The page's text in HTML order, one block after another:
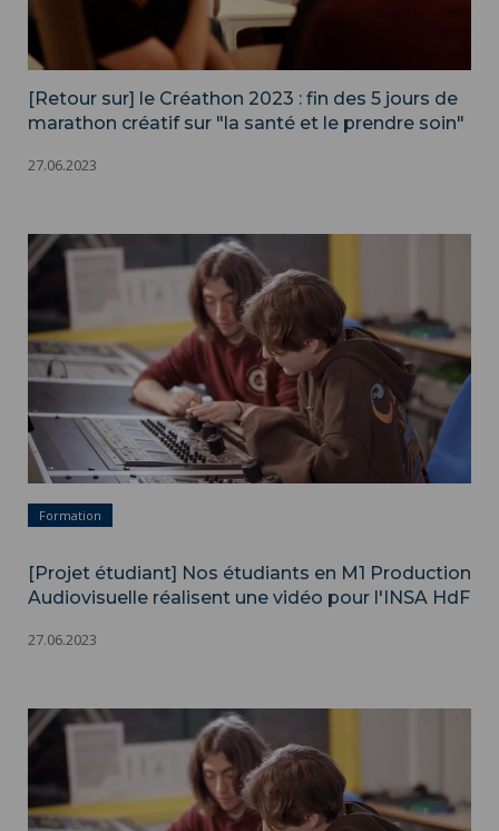
[Retour sur] le Créathon 2023 : fin des 5 jours de
marathon créatif sur "la santé et le prendre soin"
27.06.2023
Formation
[Projet étudiant] Nos étudiants en M1 Production
Audiovisuelle réalisent une vidéo pour l'INSA HdF
27.06.2023